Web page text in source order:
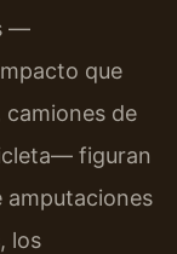
—
que
de
figuran
amputaciones
los